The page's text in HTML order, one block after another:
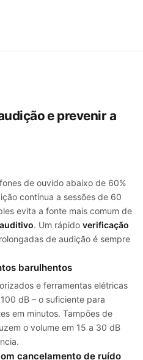
e prevenir a
de ouvido abaixo de 60%
contínua a sessões de 60
evita a fonte mais comum de
. Um rápido verificação
de audição é sempre
barulhentos
e ferramentas elétricas
dB – o suficiente para
em minutos. Tampões de
o volume em 15 a 30 dB
cancelamento de ruído